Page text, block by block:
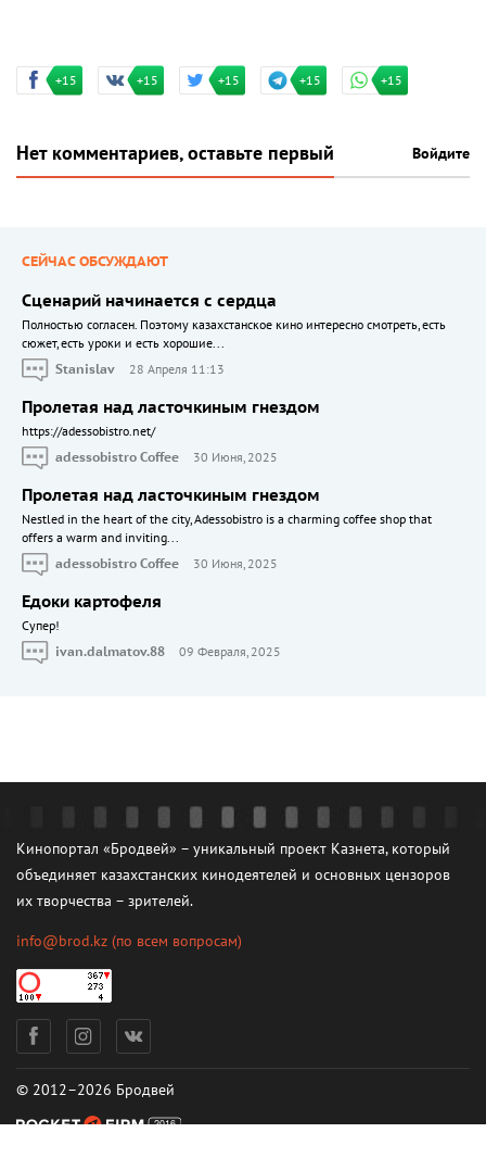
+15 +15 +15 +15 +15
Нет комментариев, оставьте первый Войдите
СЕЙЧАС ОБСУЖДАЮТ
Сценарий начинается с сердца
Полностью согласен. Поэтому казахстанское кино интересно смотреть, есть
сюжет, есть уроки и есть хорошие...
Stanislav
28 Апреля 11:13
Пролетая над ласточкиным гнездом
https://adessobistro.net/
adessobistro Coffee
30 Июня, 2025
Пролетая над ласточкиным гнездом
Nestled in the heart of the city, Adessobistro is a charming coffee shop that
offers a warm and inviting...
adessobistro Coffee
30 Июня, 2025
Едоки картофеля
Cупер!
ivan.dalmatov.88
09 Февраля, 2025
Кинопортал «Бродвей» – уникальный проект Казнета, который
объединяет казахстанских кинодеятелей и основных цензоров
их творчества – зрителей.
info@brod.kz (по всем вопросам)
© 2012–2026 Бродвей